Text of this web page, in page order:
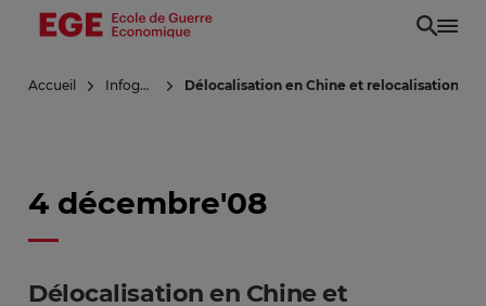
Aller
principal
Accueil Infoguerre Délocalisation en Chine et relocalisation
4 décembre'08
Délocalisation en Chine et